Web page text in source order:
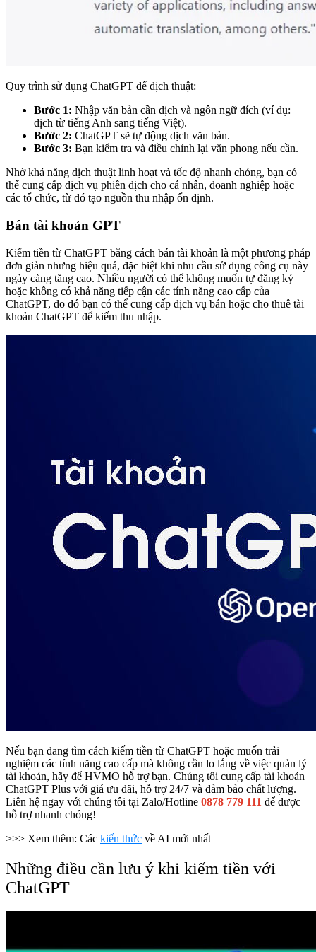
Quy trình sử dụng ChatGPT để dịch thuật:
Bước 1: Nhập văn bản cần dịch và ngôn ngữ đích (ví dụ:
dịch từ tiếng Anh sang tiếng Việt).
Bước 2: ChatGPT sẽ tự động dịch văn bản.
Bước 3: Bạn kiểm tra và điều chỉnh lại văn phong nếu cần.
Nhờ khả năng dịch thuật linh hoạt và tốc độ nhanh chóng, bạn có
thể cung cấp dịch vụ phiên dịch cho cá nhân, doanh nghiệp hoặc
các tổ chức, từ đó tạo nguồn thu nhập ổn định.
Bán tài khoản GPT
Kiếm tiền từ ChatGPT bằng cách bán tài khoản là một phương pháp
đơn giản nhưng hiệu quả, đặc biệt khi nhu cầu sử dụng công cụ này
ngày càng tăng cao. Nhiều người có thể không muốn tự đăng ký
hoặc không có khả năng tiếp cận các tính năng cao cấp của
ChatGPT, do đó bạn có thể cung cấp dịch vụ bán hoặc cho thuê tài
khoản ChatGPT để kiếm thu nhập.
Nếu bạn đang tìm cách kiếm tiền từ ChatGPT hoặc muốn trải
nghiệm các tính năng cao cấp mà không cần lo lắng về việc quản lý
tài khoản, hãy để HVMO hỗ trợ bạn. Chúng tôi cung cấp tài khoản
ChatGPT Plus với giá ưu đãi, hỗ trợ 24/7 và đảm bảo chất lượng.
Liên hệ ngay với chúng tôi tại Zalo/Hotline 0878 779 111 để được
hỗ trợ nhanh chóng!
>>> Xem thêm: Các kiến thức về AI mới nhất
Những điều cần lưu ý khi kiếm tiền với
ChatGPT